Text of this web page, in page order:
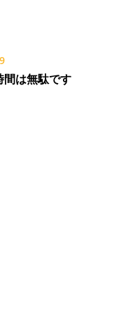
間は無駄です